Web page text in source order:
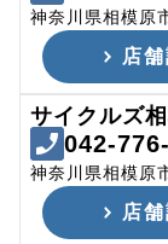
神奈川県相模原
店
サイクルズ
042-
神奈川県相模原
店